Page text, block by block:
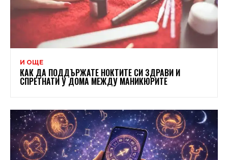
И ОЩЕ
КАК ДА ПОДДЪРЖАТЕ НОКТИТЕ СИ ЗДРАВИ И
СПРЕТНАТИ У ДОМА МЕЖДУ МАНИКЮРИТЕ